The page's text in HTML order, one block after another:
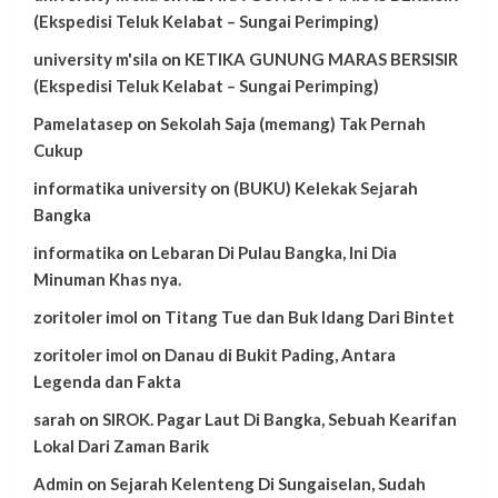
(Ekspedisi Teluk Kelabat – Sungai Perimping)
university m'sila on KETIKA GUNUNG MARAS BERSISIR
(Ekspedisi Teluk Kelabat – Sungai Perimping)
Pamelatasep on Sekolah Saja (memang) Tak Pernah
Cukup
informatika university on (BUKU) Kelekak Sejarah
Bangka
informatika on Lebaran Di Pulau Bangka, Ini Dia
Minuman Khas nya.
zoritoler imol on Titang Tue dan Buk Idang Dari Bintet
zoritoler imol on Danau di Bukit Pading, Antara
Legenda dan Fakta
sarah on SIROK. Pagar Laut Di Bangka, Sebuah Kearifan
Lokal Dari Zaman Barik
Admin on Sejarah Kelenteng Di Sungaiselan, Sudah